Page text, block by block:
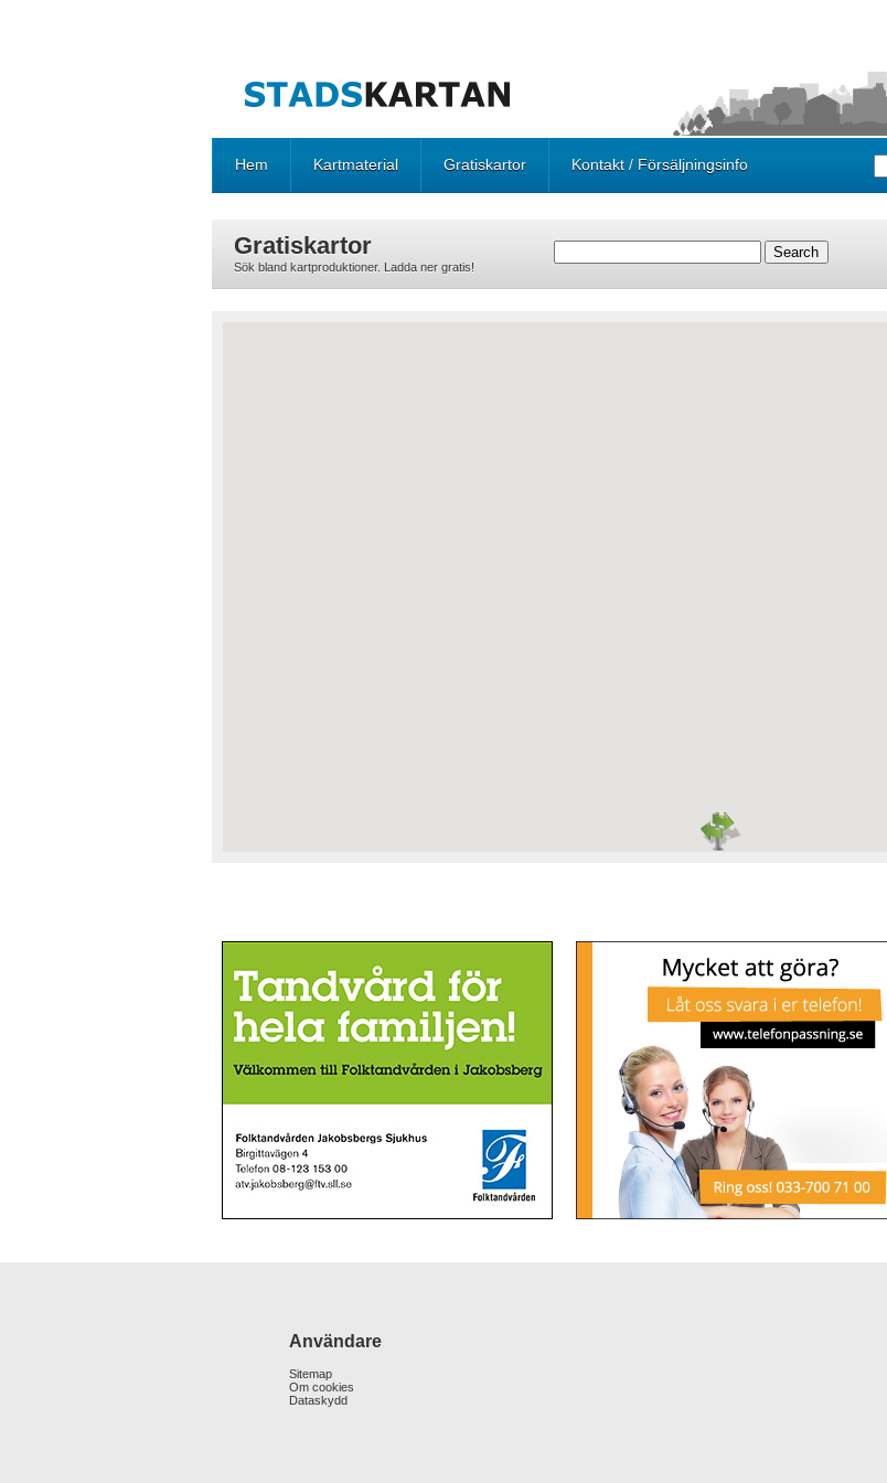
Hem Kartmaterial Gratiskartor Kontakt / Försäljningsinfo
Gratiskartor
Sök bland kartproduktioner. Ladda ner gratis!
Användare
Sitemap
Om cookies
Dataskydd